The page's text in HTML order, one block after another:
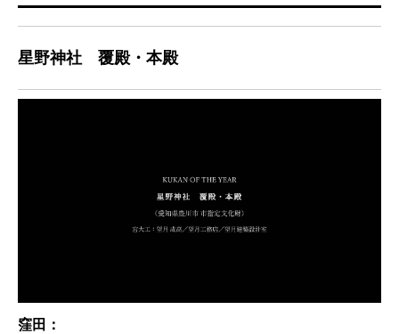
星野神社 覆殿・本殿
窪田：